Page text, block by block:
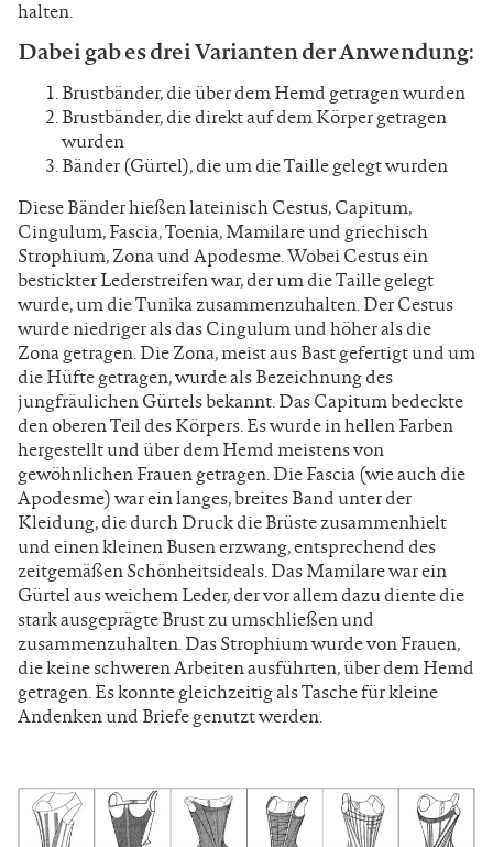
halten.
Dabei gab es drei Varianten der Anwendung:
Brustbänder, die über dem Hemd getragen wurden
Brustbänder, die direkt auf dem Körper getragen
wurden
Bänder (Gürtel), die um die Taille gelegt wurden
Diese Bänder hießen lateinisch Cestus, Capitum,
Cingulum, Fascia, Toenia, Mamilare und griechisch
Strophium, Zona und Apodesme. Wobei Cestus ein
bestickter Lederstreifen war, der um die Taille gelegt
wurde, um die Tunika zusammenzuhalten. Der Cestus
wurde niedriger als das Cingulum und höher als die
Zona getragen. Die Zona, meist aus Bast gefertigt und um
die Hüfte getragen, wurde als Bezeichnung des
jungfräulichen Gürtels bekannt. Das Capitum bedeckte
den oberen Teil des Körpers. Es wurde in hellen Farben
hergestellt und über dem Hemd meistens von
gewöhnlichen Frauen getragen. Die Fascia (wie auch die
Apodesme) war ein langes, breites Band unter der
Kleidung, die durch Druck die Brüste zusammenhielt
und einen kleinen Busen erzwang, entsprechend des
zeitgemäßen Schönheitsideals. Das Mamilare war ein
Gürtel aus weichem Leder, der vor allem dazu diente die
stark ausgeprägte Brust zu umschließen und
zusammenzuhalten. Das Strophium wurde von Frauen,
die keine schweren Arbeiten ausführten, über dem Hemd
getragen. Es konnte gleichzeitig als Tasche für kleine
Andenken und Briefe genutzt werden.